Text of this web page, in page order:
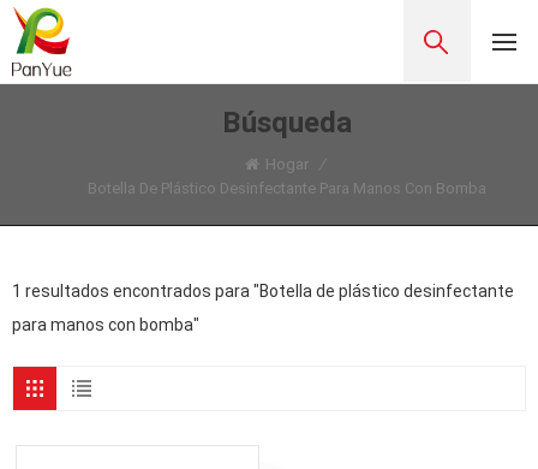
Búsqueda
Hogar
/
Botella De Plástico Desinfectante Para Manos Con Bomba
1 resultados encontrados para "Botella de plástico desinfectante
para manos con bomba"